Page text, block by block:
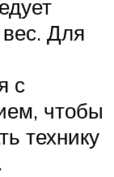
Для
с
чтобы
технику